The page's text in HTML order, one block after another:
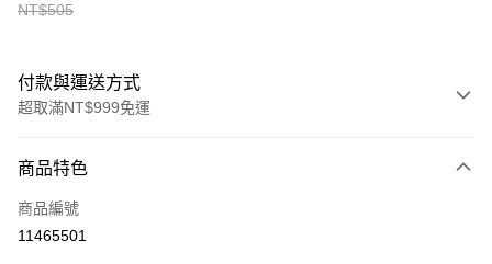
NT$505
付款與運送方式
超取滿NT$999免運
信用卡一次付款
超商取貨付款
商品特色
商品編號
11465501